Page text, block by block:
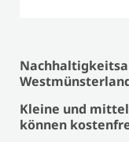
Kleine und
können